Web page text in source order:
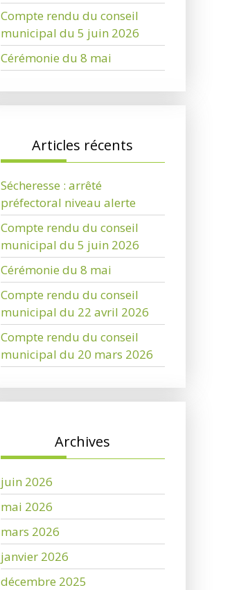
Compte rendu du conseil
municipal du 5 juin 2026
Cérémonie du 8 mai
Articles récents
Sécheresse : arrêté
préfectoral niveau alerte
Compte rendu du conseil
municipal du 5 juin 2026
Cérémonie du 8 mai
Compte rendu du conseil
municipal du 22 avril 2026
Compte rendu du conseil
municipal du 20 mars 2026
Archives
juin 2026
mai 2026
mars 2026
janvier 2026
décembre 2025